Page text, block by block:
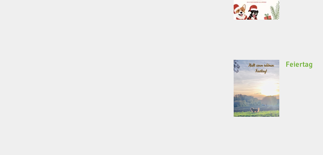
Feiertag